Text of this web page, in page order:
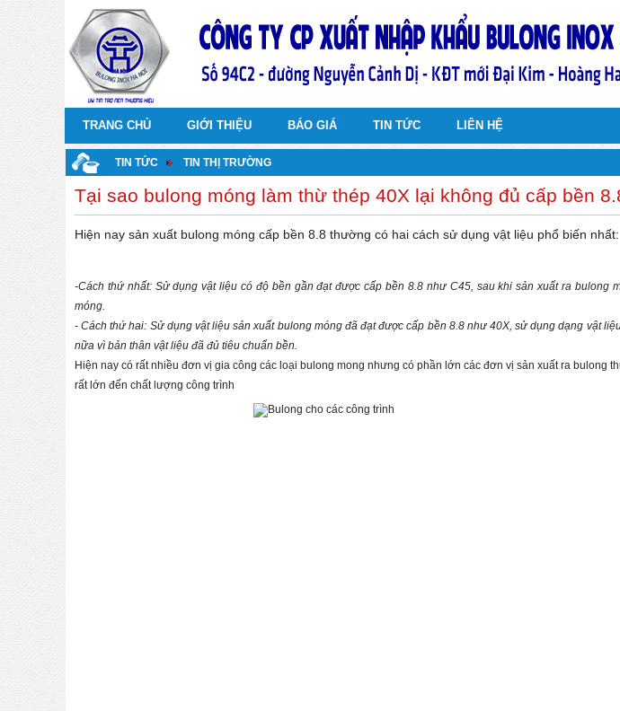
TRANG CHỦ GIỚI THIỆU BÁO GIÁ TIN TỨC LIÊN HỆ
TIN TỨC TIN THỊ TRƯỜNG
Tại sao bulong móng làm thừ thép 40X lại không đủ cấp bền
Hiện nay sản xuất bulong móng cấp bền 8.8 thường có hai cách sử dụng vật liệu phổ biến nhất:
-Cách thứ nhất: Sử dụng vật liệu có độ bền gần đạt được cấp bền 8.8 như C45, sau khi sản xuất ra bulong
móng.
- Cách thứ hai: Sử dụng vật liệu sản xuất bulong móng đã đạt được cấp bền 8.8 như 40X, sử dụng dạng vật
nữa vì bản thân vật liệu đã đủ tiêu chuẩn bền.
Hiện nay có rất nhiều đơn vị gia công các loại bulong mong nhưng có phần lớn các đơn vị sản xuất ra bulong
rất lớn đến chất lượng công trình